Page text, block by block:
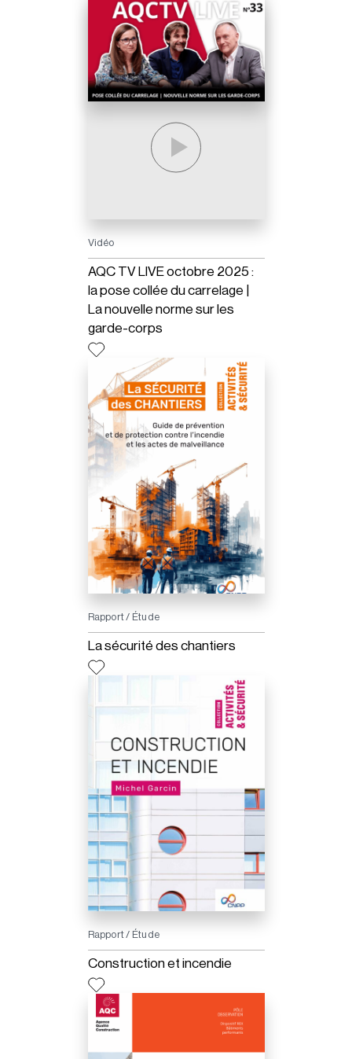
Vidéo
AQC TV LIVE octobre 2025 :
la pose collée du carrelage |
La nouvelle norme sur les
garde-corps
Rapport / Étude
La sécurité des chantiers
Rapport / Étude
Construction et incendie